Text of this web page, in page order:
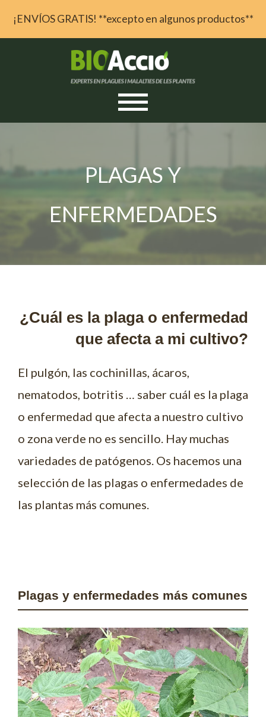
¡ENVÍOS GRATIS! **excepto en algunos productos**
PLAGAS Y
ENFERMEDADES
¿Cuál es la plaga o enfermedad
que afecta a mi cultivo?
El pulgón, las cochinillas, ácaros,
nematodos, botritis … saber cuál es la plaga
o enfermedad que afecta a nuestro cultivo
o zona verde no es sencillo. Hay muchas
variedades de patógenos. Os hacemos una
selección de las plagas o enfermedades de
las plantas más comunes.
Plagas y enfermedades más comunes